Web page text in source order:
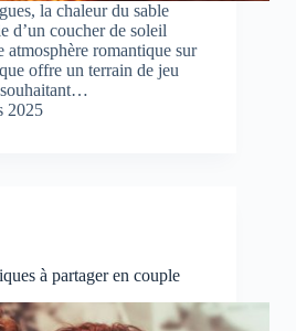
la chaleur du sable
d’un coucher de soleil
atmosphère romantique sur
offre un terrain de jeu
2025
à partager en couple